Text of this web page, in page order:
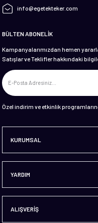
info@egetekteker.com
KURUMSAL
YARDIM
ALIŞVERİŞ
BÜLTEN ABONELİK
Kampanyalarımızdan hemen
Satışlar ve Teklifler hakkındaki
Özel indirim ve etkinlik